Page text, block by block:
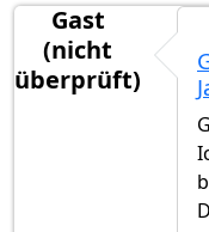
Gast
(nicht
überprüft)